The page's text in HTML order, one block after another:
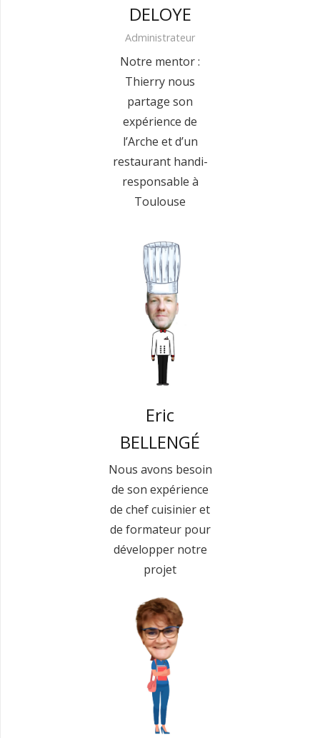
DELOYE
Administrateur
Notre mentor :
Thierry nous
partage son
expérience de
l’Arche et d’un
restaurant handi-
responsable à
Toulouse
Eric
BELLENGÉ
Nous avons besoin
de son expérience
de chef cuisinier et
de formateur pour
développer notre
projet